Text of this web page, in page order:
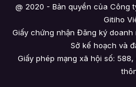
@ 2020 - Bản quyền của Công
Gitiho
Giấy chứng nhận Đăng ký doanh
Sở kế hoạch và
Giấy phép mạng xã hội số: